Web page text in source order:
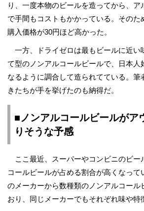
り、一度本物のビールを造ってから、ア
で手間もコストもかかっている。そのた
購入価格が30円ほど高かった。
一方、ドライゼロは最もビールに近い
て型のノンアルコールビールで、日本人
なるように調合して造られてている。筆
きたちが手を挙げたのも納得だ。
■ノンアルコールビールがア
りそうな予感
ここ最近、スーパーやコンビニのビー
コールビールが占める割合が高くなって
のメーカーから数種類のノンアルコール
おり、同じメーカーでもそれぞれ味や特